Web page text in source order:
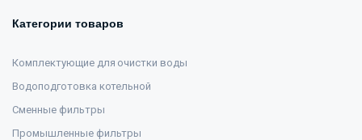
Категории товаров
Комплектующие для очистки воды
Водоподготовка котельной
Сменные фильтры
Промышленные фильтры